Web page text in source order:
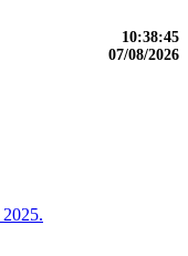
10:38:45
07/08/2026